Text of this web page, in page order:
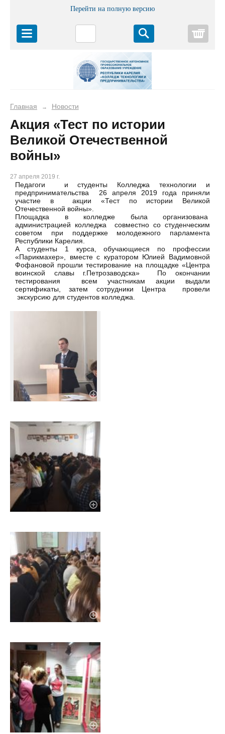
Перейти на полную версию
Главная → Новости
Акция «Тест по истории
Великой Отечественной
войны»
27 апреля 2019 г.
Педагоги и студенты Колледжа технологии и
предпринимательства 26 апреля 2019 года приняли
участие в акции «Тест по истории Великой
Отечественной войны».
Площадка в колледже была организована
администрацией колледжа совместно со студенческим
советом при поддержке молодежного парламента
Республики Карелия.
А студенты 1 курса, обучающиеся по профессии
«Парикмахер», вместе с куратором Юлией Вадимовной
Фофановой прошли тестирование на площадке «Центра
воинской славы г.Петрозаводска» По окончании
тестирования всем участникам акции выдали
сертификаты, затем сотрудники Центра провели
экскурсию для студентов колледжа.